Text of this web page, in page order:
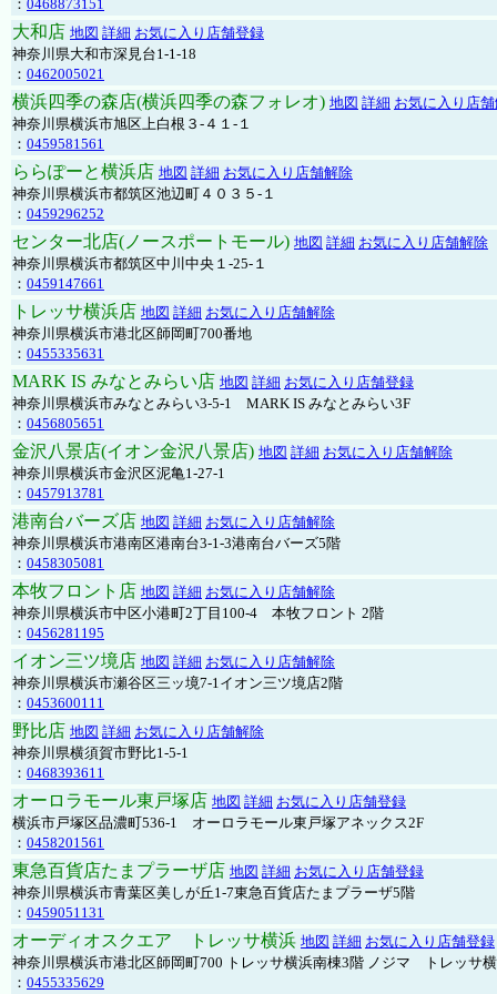
： 0468873151
大和店 地図 詳細 お気に入り店舗登録
神奈川県大和市深見台1-1-18
： 0462005021
横浜四季の森店(横浜四季の森フォレオ) 地図 詳細 お気に入り店
神奈川県横浜市旭区上白根３-４１-１
： 0459581561
ららぽーと横浜店 地図 詳細 お気に入り店舗解除
神奈川県横浜市都筑区池辺町４０３５-１
： 0459296252
センター北店(ノースポートモール) 地図 詳細 お気に入り店舗解除
神奈川県横浜市都筑区中川中央１-25-１
： 0459147661
トレッサ横浜店 地図 詳細 お気に入り店舗解除
神奈川県横浜市港北区師岡町700番地
： 0455335631
MARK IS みなとみらい店 地図 詳細 お気に入り店舗登録
神奈川県横浜市みなとみらい3-5-1 MARK IS みなとみらい3F
： 0456805651
金沢八景店(イオン金沢八景店) 地図 詳細 お気に入り店舗解除
神奈川県横浜市金沢区泥亀1-27-1
： 0457913781
港南台バーズ店 地図 詳細 お気に入り店舗解除
神奈川県横浜市港南区港南台3-1-3港南台バーズ5階
： 0458305081
本牧フロント店 地図 詳細 お気に入り店舗解除
神奈川県横浜市中区小港町2丁目100-4 本牧フロント 2階
： 0456281195
イオン三ツ境店 地図 詳細 お気に入り店舗解除
神奈川県横浜市瀬谷区三ッ境7-1イオン三ツ境店2階
： 0453600111
野比店 地図 詳細 お気に入り店舗解除
神奈川県横須賀市野比1-5-1
： 0468393611
オーロラモール東戸塚店 地図 詳細 お気に入り店舗登録
横浜市戸塚区品濃町536-1 オーロラモール東戸塚アネックス2F
： 0458201561
東急百貨店たまプラーザ店 地図 詳細 お気に入り店舗登録
神奈川県横浜市青葉区美しが丘1-7東急百貨店たまプラーザ5階
： 0459051131
オーディオスクエア トレッサ横浜 地図 詳細 お気に入り店舗登録
神奈川県横浜市港北区師岡町700 トレッサ横浜南棟3階 ノジマ トレッサ
： 0455335629